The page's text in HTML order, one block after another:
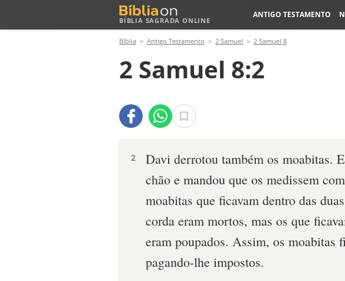
BÍBLIA SAGRADA ONLINE
ANTIGO TESTAMENTO
Bíblia Antigo Testamento 2 Samuel 2 Samuel 8
2 Samuel 8:2
2
Davi derrotou também os moabitas.
chão e mandou que os medissem
moabitas que ficavam dentro das
corda eram mor­tos, mas os que
eram poupados. Assim, os moabitas
pagando-lhe impostos.